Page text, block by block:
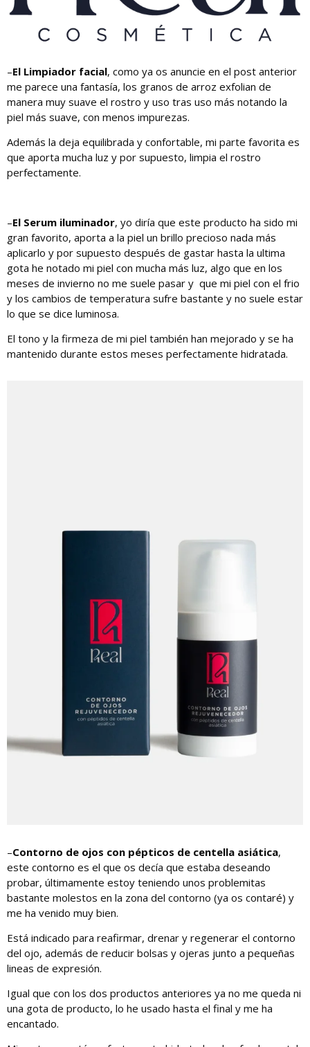
–El Limpiador facial, como ya os anuncie en el post anterior
me parece una fantasía, los granos de arroz exfolian de
manera muy suave el rostro y uso tras uso más notando la
piel más suave, con menos impurezas.
Además la deja equilibrada y confortable, mi parte favorita es
que aporta mucha luz y por supuesto, limpia el rostro
perfectamente.
–El Serum iluminador, yo diría que este producto ha sido mi
gran favorito, aporta a la piel un brillo precioso nada más
aplicarlo y por supuesto después de gastar hasta la ultima
gota he notado mi piel con mucha más luz, algo que en los
meses de invierno no me suele pasar y que mi piel con el frio
y los cambios de temperatura sufre bastante y no suele estar
lo que se dice luminosa.
El tono y la firmeza de mi piel también han mejorado y se ha
mantenido durante estos meses perfectamente hidratada.
–Contorno de ojos con pépticos de centella asiática,
este contorno es el que os decía que estaba deseando
probar, últimamente estoy teniendo unos problemitas
bastante molestos en la zona del contorno (ya os contaré) y
me ha venido muy bien.
Está indicado para reafirmar, drenar y regenerar el contorno
del ojo, además de reducir bolsas y ojeras junto a pequeñas
lineas de expresión.
Igual que con los dos productos anteriores ya no me queda ni
una gota de producto, lo he usado hasta el final y me ha
encantado.